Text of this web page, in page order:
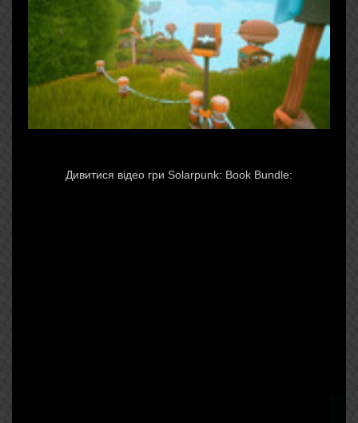
Дивитися відео гри Solarpunk: Book Bundle: